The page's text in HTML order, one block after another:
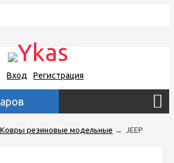
Вход Регистрация
Ковры резиновые модельные → JEEP